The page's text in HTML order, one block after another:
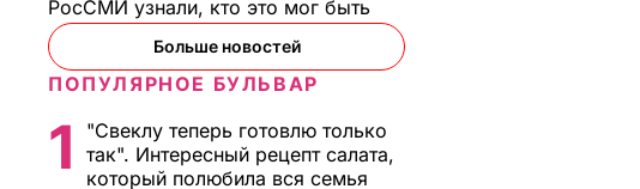
РосСМИ узнали, кто это мог быть
Больше новостей
ПОПУЛЯРНОЕ БУЛЬВАР
1
"Свеклу теперь готовлю только
так". Интересный рецепт салата,
который полюбила вся семья